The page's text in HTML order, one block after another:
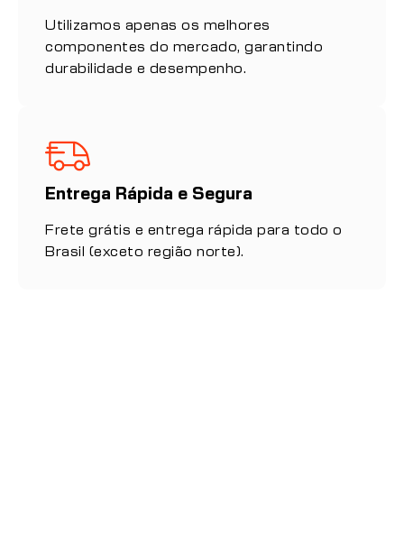
Utilizamos apenas os melhores
componentes do mercado, garantindo
durabilidade e desempenho.
Entrega Rápida e Segura
Frete grátis e entrega rápida para todo o
Brasil (exceto região norte).